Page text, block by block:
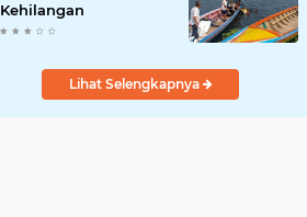
Kehilangan
Lihat Selengkapnya